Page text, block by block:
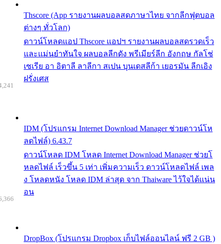
Thscore (App รายงานผลบอลสดภาษาไทย จากลีกฟุตบอล
ต่างๆ ทั่วโลก)
ดาวน์โหลดแอป Thscore แอปฯ รายงานผลบอลสดรวดเร็ว
และแม่นยำทันใจ ผลบอลลีกดัง พรีเมียร์ลีก อังกฤษ กัลโช่
เซเรีย อา อิตาลี ลาลีกา สเปน บุนเดสลีก้า เยอรมัน ลีกเอิง
ฝรั่งเศส
IDM (โปรแกรม Internet Download Manager ช่วยดาวน์โห
ลดไฟล์) 6.43.7
ดาวน์โหลด IDM โหลด Internet Download Manager ช่วยโ
หลดไฟล์ เร็วขึ้น 5 เท่า เพิ่มความเร็ว ดาวน์โหลดไฟล์ เพล
ง โหลดหนัง โหลด IDM ล่าสุด จาก Thaiware ไว้ใจได้แน่น
อน
DropBox (โปรแกรม Dropbox เก็บไฟล์ออนไลน์ ฟรี 2 GB )